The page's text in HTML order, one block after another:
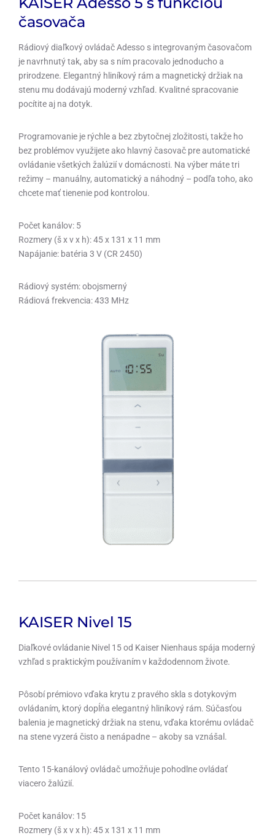
časovača
Rádiový diaľkový ovládač Adesso s integrovaným časovačom
je navrhnutý tak, aby sa s ním pracovalo jednoducho a
prirodzene. Elegantný hliníkový rám a magnetický držiak na
stenu mu dodávajú moderný vzhľad. Kvalitné spracovanie
pocítite aj na dotyk.
Programovanie je rýchle a bez zbytočnej zložitosti, takže ho
bez problémov využijete ako hlavný časovač pre automatické
ovládanie všetkých žalúzií v domácnosti. Na výber máte tri
režimy – manuálny, automatický a náhodný – podľa toho, ako
chcete mať tienenie pod kontrolou.
Počet kanálov: 5
Rozmery (š x v x h): 45 x 131 x 11 mm
Napájanie: batéria 3 V (CR 2450)
Rádiový systém: obojsmerný
Rádiová frekvencia: 433 MHz
KAISER Nivel 15
Diaľkové ovládanie Nivel 15 od Kaiser Nienhaus spája moderný
vzhľad s praktickým používaním v každodennom živote.
Pôsobí prémiovo vďaka krytu z pravého skla s dotykovým
ovládaním, ktorý dopĺňa elegantný hliníkový rám. Súčasťou
balenia je magnetický držiak na stenu, vďaka ktorému ovládač
na stene vyzerá čisto a nenápadne – akoby sa vznášal.
Tento 15-kanálový ovládač umožňuje pohodlne ovládať
viacero žalúzií.
Počet kanálov: 15
Rozmery (š x v x h): 45 x 131 x 11 mm